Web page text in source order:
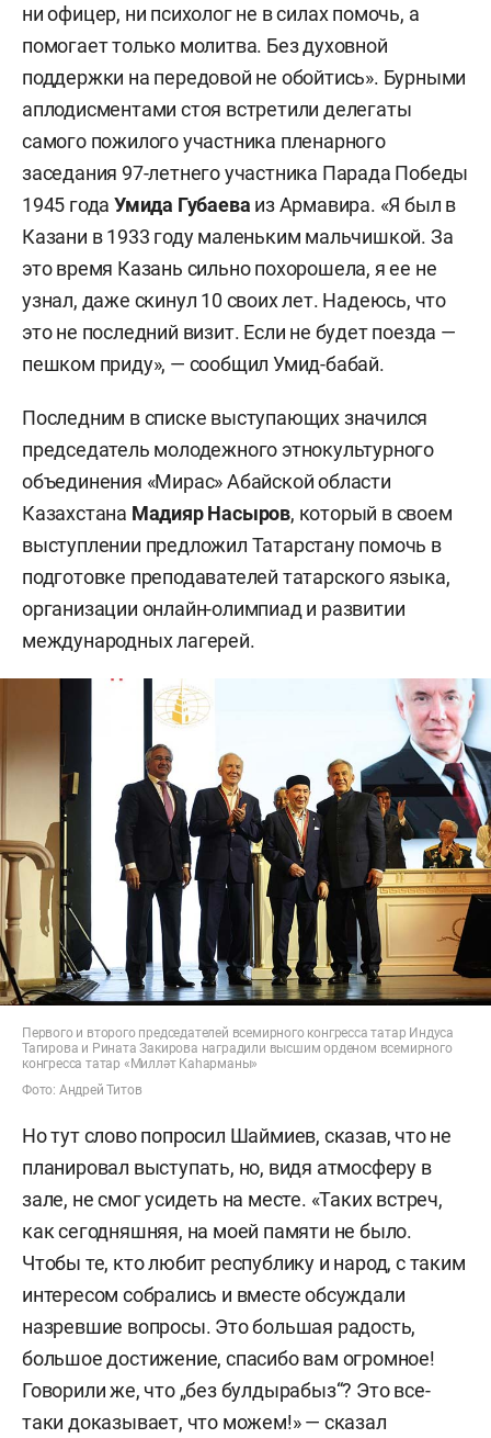
ни офицер, ни психолог не в силах помочь, а
помогает только молитва. Без духовной
поддержки на передовой не обойтись». Бурными
аплодисментами стоя встретили делегаты
самого пожилого участника пленарного
заседания 97-летнего участника Парада Победы
1945 годаУмида Губаева из Армавира. «Я был в
Казани в 1933 году маленьким мальчишкой. За
это время Казань сильно похорошела, я ее не
узнал, даже скинул 10 своих лет. Надеюсь, что
это не последний визит. Если не будет поезда —
пешком приду», — сообщил Умид-бабай.
Последним в списке выступающих значился
председатель молодежного этнокультурного
объединения «Мирас» Абайской области
Казахстана Мадияр Насыров, который в своем
выступлении предложил Татарстану помочь в
подготовке преподавателей татарского языка,
организации онлайн-олимпиад и развитии
международных лагерей.
Первого и второго председателей всемирного конгресса татар Индуса
Тагирова и Рината Закирова наградили высшим орденом всемирного
конгресса татар «Милләт Каһарманы»
Фото: Андрей Титов
Но тут слово попросил Шаймиев, сказав, что не
планировал выступать, но, видя атмосферу в
зале, не смог усидеть на месте. «Таких встреч,
как сегодняшняя, на моей памяти не было.
Чтобы те, кто любит республику и народ, с таким
интересом собрались и вместе обсуждали
назревшие вопросы. Это большая радость,
большое достижение, спасибо вам огромное!
Говорили же, что „без булдырабыз“? Это все-
таки доказывает, что можем!» — сказал